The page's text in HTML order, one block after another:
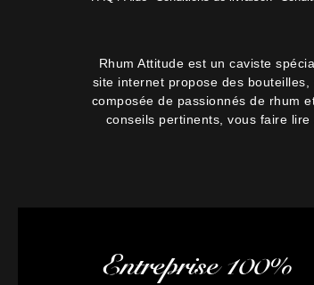
Entreprise 100%
Rhum Attitude est un caviste
site internet propose des
composée de passionnés de rhum
conseils pertinents, vous faire